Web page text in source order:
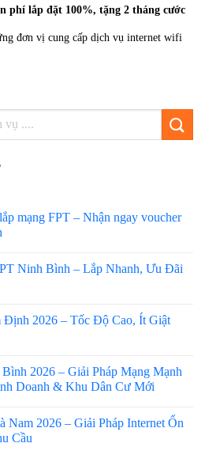
phí lắp đặt 100%, tặng 2 tháng cước
đơn vị cung cấp dịch vụ internet wifi
mạng FPT – Nhận ngay voucher
Ninh Bình – Lắp Nhanh, Ưu Đãi
Định 2026 – Tốc Độ Cao, Ít Giật
2026 – Giải Pháp Mạng Mạnh
Doanh & Khu Dân Cư Mới
Nam 2026 – Giải Pháp Internet Ổn
Cầu